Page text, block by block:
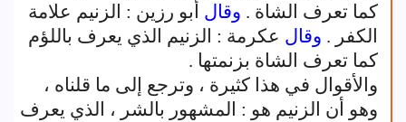
كما تعرف الشاة . وقال أبو رزين : الزنيم علامة
الكفر . وقال عكرمة : الزنيم الذي يعرف باللؤم
كما تعرف الشاة بزنمتها .
والأقوال في هذا كثيرة ، وترجع إلى ما قلناه ،
وهو أن الزنيم هو : المشهور بالشر ، الذي يعرف